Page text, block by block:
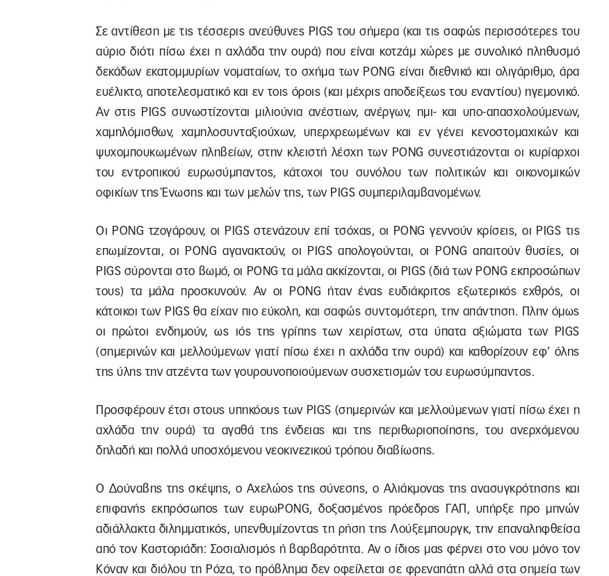
Σε αντίθεση με τις τέσσερις ανεύθυνες PIGS του σήμερα (και τις σαφώς περισσότερες του
αύριο διότι πίσω έχει η αχλάδα την ουρά) που είναι κοτζάμ χώρες με συνολικό πληθυσμό
δεκάδων εκατομμυρίων νοματαίων, το σχήμα των PONG είναι διεθνικό και ολιγάριθμο, άρα
ευέλικτο, αποτελεσματικό και εν τοις όροις (και μέχρις αποδείξεως του εναντίου) ηγεμονικό.
Αν στις PIGS συνωστίζονται μιλιούνια ανέστιων, ανέργων, ημι- και υπο-απασχολούμενων,
χαμηλόμισθων, χαμηλοσυνταξιούχων, υπερχρεωμένων και εν γένει κενοστομαχικών και
ψυχομπουκωμένων πληβείων, στην κλειστή λέσχη των PONG συνεστιάζονται οι κυρίαρχοι
του εντροπικού ευρωσύμπαντος, κάτοχοι του συνόλου των πολιτικών και οικονομικών
οφικίων της Ένωσης και των μελών της, των PIGS συμπεριλαμβανομένων.
Οι PONG τζογάρουν, οι PIGS στενάζουν επί τσόχας, οι PONG γεννούν κρίσεις, οι PIGS τις
επωμίζονται, οι PONG αγανακτούν, οι PIGS απολογούνται, οι PONG απαιτούν θυσίες, οι
PIGS σύρονται στο βωμό, οι PONG τα μάλα ακκίζονται, οι PIGS (διά των PONG εκπροσώπων
τους) τα μάλα προσκυνούν. Αν οι PONG ήταν ένας ευδιάκριτος εξωτερικός εχθρός, οι
κάτοικοι των PIGS θα είχαν πιο εύκολη, και σαφώς συντομότερη, την απάντηση. Πλην όμως
οι πρώτοι ενδημούν, ως ιός της γρίπης των χειρίστων, στα ύπατα αξιώματα των PIGS
(σημερινών και μελλούμενων γιατί πίσω έχει η αχλάδα την ουρά) και καθορίζουν εφ’ όλης
της ύλης την ατζέντα των γουρουνοποιούμενων συσχετισμών του ευρωσύμπαντος.
Προσφέρουν έτσι στους υπηκόους των PIGS (σημερινών και μελλούμενων γιατί πίσω έχει η
αχλάδα την ουρά) τα αγαθά της ένδειας και της περιθωριοποίησης, του ανερχόμενου
δηλαδή και πολλά υποσχόμενου νεοκινεζικού τρόπου διαβίωσης.
Ο Δούναβης της σκέψης, ο Αχελώος της σύνεσης, ο Αλιάκμονας της ανασυγκρότησης και
επιφανής εκπρόσωπος των ευρωPONG, δοξασμένος πρόεδρος ΓΑΠ, υπήρξε προ μηνών
αδιάλλακτα διλημματικός, υπενθυμίζοντας τη ρήση της Λούξεμπουργκ, την επαναληφθείσα
από τον Καστοριάδη: Σοσιαλισμός ή βαρβαρότητα. Αν ο ίδιος μας φέρνει στο νου μόνο τον
Κόναν και διόλου τη Ρόζα, το πρόβλημα δεν οφείλεται σε φρεναπάτη αλλά στα σημεία των